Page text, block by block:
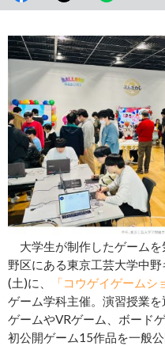
大学生が制作したゲームを
野区にある東京工芸大学中
(土)に、
「コウゲイゲームシ
ゲーム学科主催。演習授業
ゲームやVRゲーム、ボード
初公開ゲーム15作品を一般